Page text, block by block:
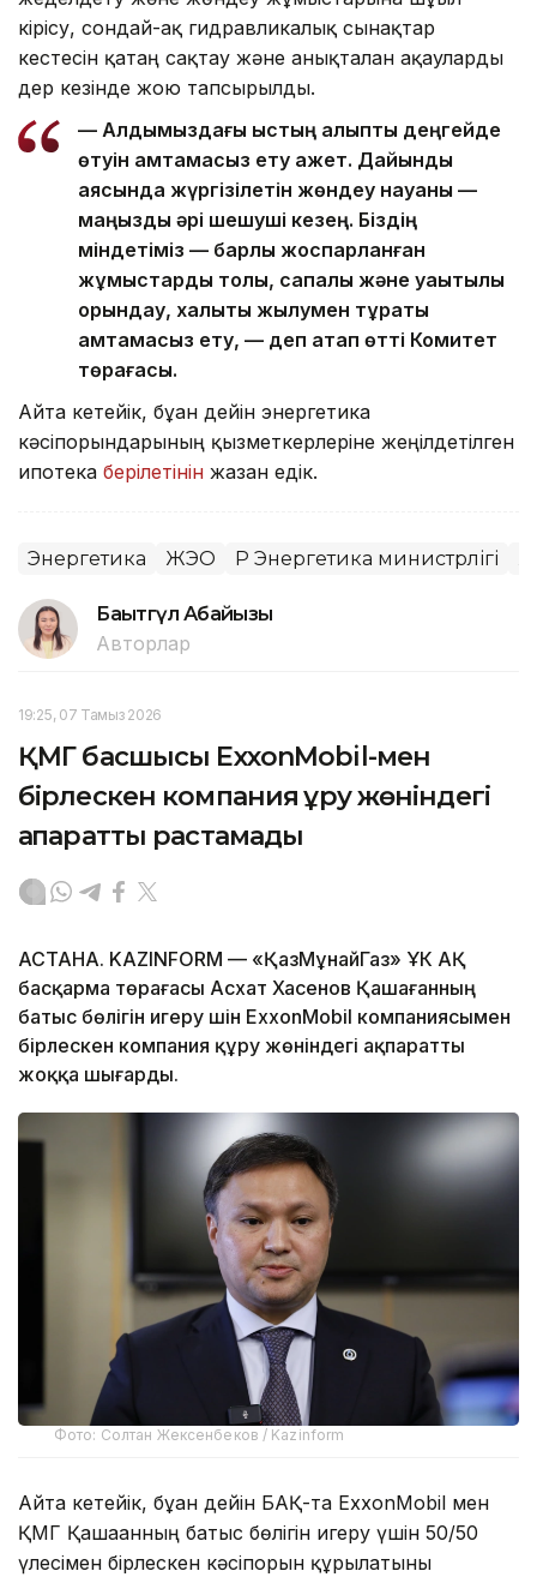
кірісу, сондай-ақ гидравликалық сынақтар
кестесін қатаң сақтау және анықталған ақауларды
дер кезінде жою тапсырылды.
— Алдымыздағы қыстың қалыпты деңгейде
өтуін қамтамасыз ету қажет. Дайындық
аясында жүргізілетін жөндеу науқаны —
маңызды әрі шешуші кезең. Біздің
міндетіміз — барлық жоспарланған
жұмыстарды толық, сапалы және уақытылы
орындау, халықты жылумен тұрақты
қамтамасыз ету, — деп атап өтті Комитет
төрағасы.
Айта кетейік, бұған дейін энергетика
кәсіпорындарының қызметкерлеріне жеңілдетілген
ипотека берілетінін жазған едік.
Энергетика ЖЭО ҚР Энергетика министрлігі
Бақытгүл Абайқызы
Авторлар
19:25, 07 Тамыз 2026
ҚМГ басшысы ExxonMobil-мен
бірлескен компания құру жөніндегі
ақпаратты растамады
АСТАНА. KAZINFORM — «ҚазМұнайГаз» ҰК АҚ
басқарма төрағасы Асхат Хасенов Қашағанның
батыс бөлігін игеру үшін ExxonMobil компаниясымен
бірлескен компания құру жөніндегі ақпаратты
жоққа шығарды.
Фото: Солтан Жексенбеков / Kazinform
Айта кетейік, бұған дейін БАҚ-та ExxonMobil мен
ҚМГ Қашағанның батыс бөлігін игеру үшін 50/50
үлесімен бірлескен кәсіпорын құрылатыны